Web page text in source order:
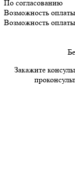
По согласованию
Возможность
Возможность
Закажите